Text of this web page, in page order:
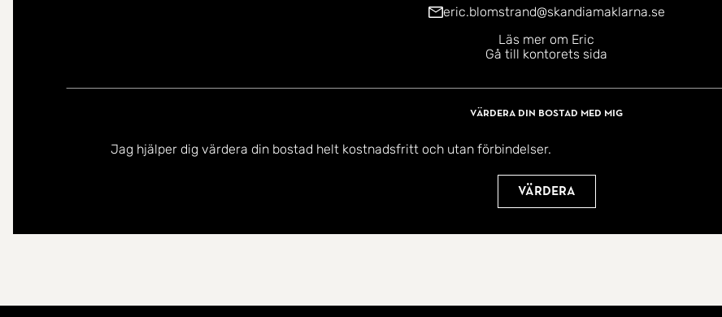
eric.blomstrand@skandiamaklarna.se
Läs mer om Eric
Gå till kontorets sida
Värdera din bostad med mig
Jag hjälper dig värdera din bostad helt kostnadsfritt och utan förbindelser.
Värdera